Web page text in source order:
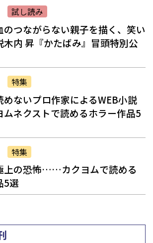
試し読み
のつながらない親子を描く、笑い
木内 昇『かたばみ』冒頭特別公
特集
めないプロ作家によるWEB小説
ムネクストで読めるホラー作品5
特集
上の恐怖……カクヨムで読める
5選